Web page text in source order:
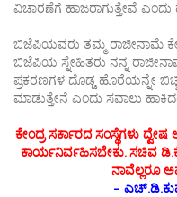
ವಿಚಾರಣೆಗೆ ಹಾಜರಾಗುತ್ತೇವೆ ಎಂದು
ಬಿಜೆಪಿಯವರು ತಮ್ಮ ರಾಜೀನಾಮೆ
ಬಿಜೆಪಿಯ ಸ್ನೇಹಿತರು ನನ್ನ
ಪ್ರಕರಣಗಳ ದೊಡ್ಡ ಹೊರೆಯನ್ನೇ
ಮಾಡುತ್ತೇನೆ ಎಂದು ಸವಾಲು
ಕೇಂದ್ರ ಸರ್ಕಾರದ ಸಂಸ್ಥೆಗಳು
ಕಾರ್ಯನಿರ್ವಹಿಸಬೇಕು. ಸಚಿವ
ನಾವೆಲ್ಲರೂ
–